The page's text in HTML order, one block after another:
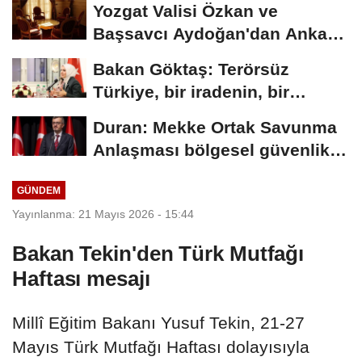
Yozgat Valisi Özkan ve
Başsavcı Aydoğan'dan Ankara
Bakan Göktaş: Terörsüz
Türkiye, bir iradenin, bir
Duran: Mekke Ortak Savunma
Anlaşması bölgesel güvenlik
GÜNDEM
Yayınlanma: 21 Mayıs 2026 - 15:44
Bakan Tekin'den Türk Mutfağı
Haftası mesajı
Millî Eğitim Bakanı Yusuf Tekin, 21-27
Mayıs Türk Mutfağı Haftası dolayısıyla